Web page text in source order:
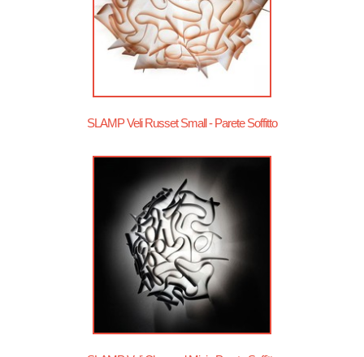
SLAMP Veli Russet Small - Parete Soffitto